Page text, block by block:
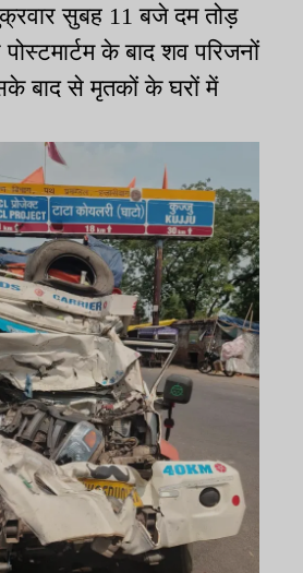
सुबह 11 बजे दम तोड़
के बाद शव परिजनों
बाद से मृतकों के घरों में